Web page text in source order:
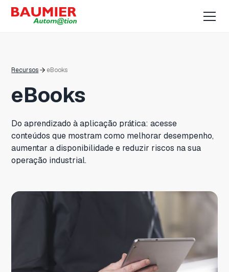
Recursos eBooks
eBooks
Do aprendizado à aplicação prática: acesse
conteúdos que mostram como melhorar desempenho,
aumentar a disponibilidade e reduzir riscos na sua
operação industrial.